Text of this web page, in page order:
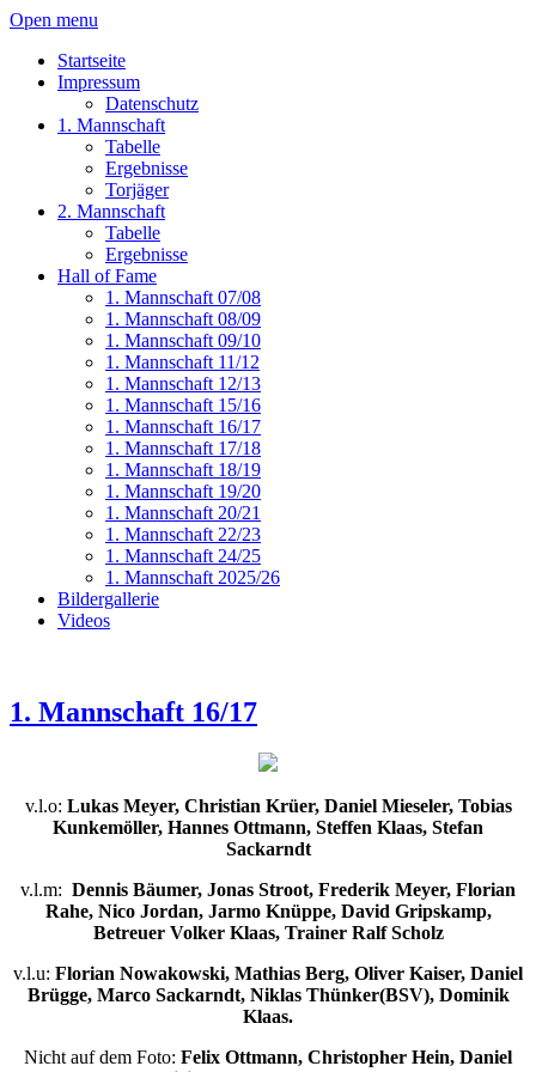
Open menu
Startseite
Impressum
Datenschutz
1. Mannschaft
Tabelle
Ergebnisse
Torjäger
2. Mannschaft
Tabelle
Ergebnisse
Hall of Fame
1. Mannschaft 07/08
1. Mannschaft 08/09
1. Mannschaft 09/10
1. Mannschaft 11/12
1. Mannschaft 12/13
1. Mannschaft 15/16
1. Mannschaft 16/17
1. Mannschaft 17/18
1. Mannschaft 18/19
1. Mannschaft 19/20
1. Mannschaft 20/21
1. Mannschaft 22/23
1. Mannschaft 24/25
1. Mannschaft 2025/26
Bildergallerie
Videos
1. Mannschaft 16/17
v.l.o: Lukas Meyer, Christian Krüer, Daniel Mieseler, Tobias
Kunkemöller, Hannes Ottmann, Steffen Klaas, Stefan
Sackarndt
v.l.m: Dennis Bäumer, Jonas Stroot, Frederik Meyer, Florian
Rahe, Nico Jordan, Jarmo Knüppe, David Gripskamp,
Betreuer Volker Klaas, Trainer Ralf Scholz
v.l.u: Florian Nowakowski, Mathias Berg, Oliver Kaiser, Daniel
Brügge, Marco Sackarndt, Niklas Thünker(BSV), Dominik
Klaas.
Nicht auf dem Foto: Felix Ottmann, Christopher Hein, Daniel